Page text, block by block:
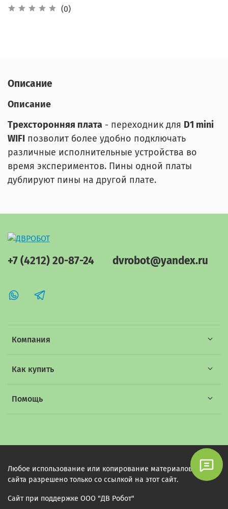
(0)
Описание
Описание
Трехсторонняя плата - переходник для D1 mini
WIFI позволит более удобно подключать
различные исполнительные устройства во
время экспериментов. Пины одной платы
дублируют пины на другой плате.
Компания
Как купить
Помощь
+7 (4212) 20-87-24 dvrobot@yandex.ru
Любое использование или копирование материалов этого
сайта разрешено только со ссылкой на этот сайт.
Сайт при поддержке ООО "ДВ Робот"